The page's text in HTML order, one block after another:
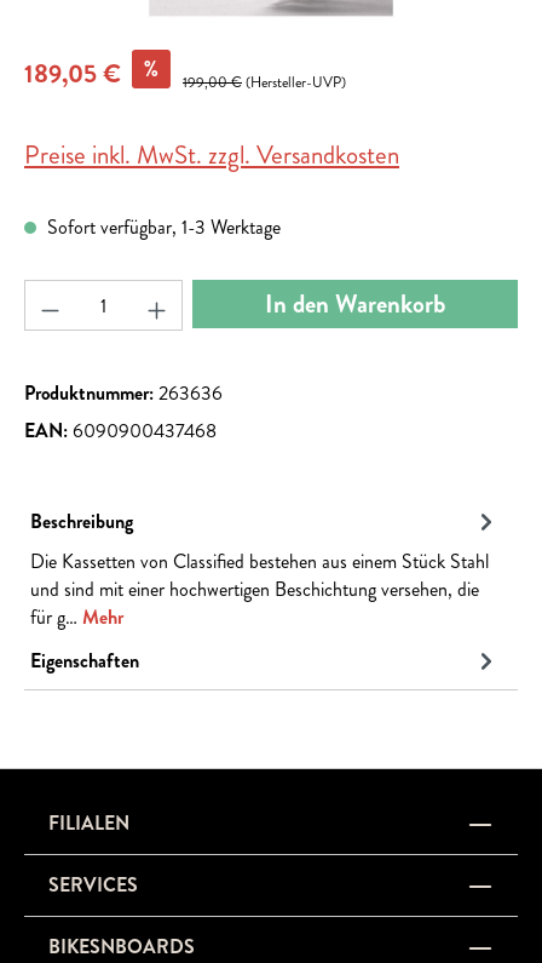
189,05 € % 199,00 €(Hersteller-UVP)
Preise inkl. MwSt. zzgl. Versandkosten
Sofort verfügbar, 1-3 Werktage
Produkt Anzahl: Gib den gewünschten Wert ein
In den Warenkorb
Produktnummer:263636
EAN:6090900437468
Beschreibung
Die Kassetten von Classified bestehen aus einem Stück Stahl
und sind mit einer hochwertigen Beschichtung versehen, die
für g… Mehr
Eigenschaften
FILIALEN
SERVICES
BIKESNBOARDS